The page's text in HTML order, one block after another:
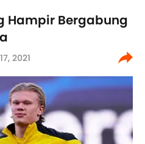
Hampir Bergabung
2021